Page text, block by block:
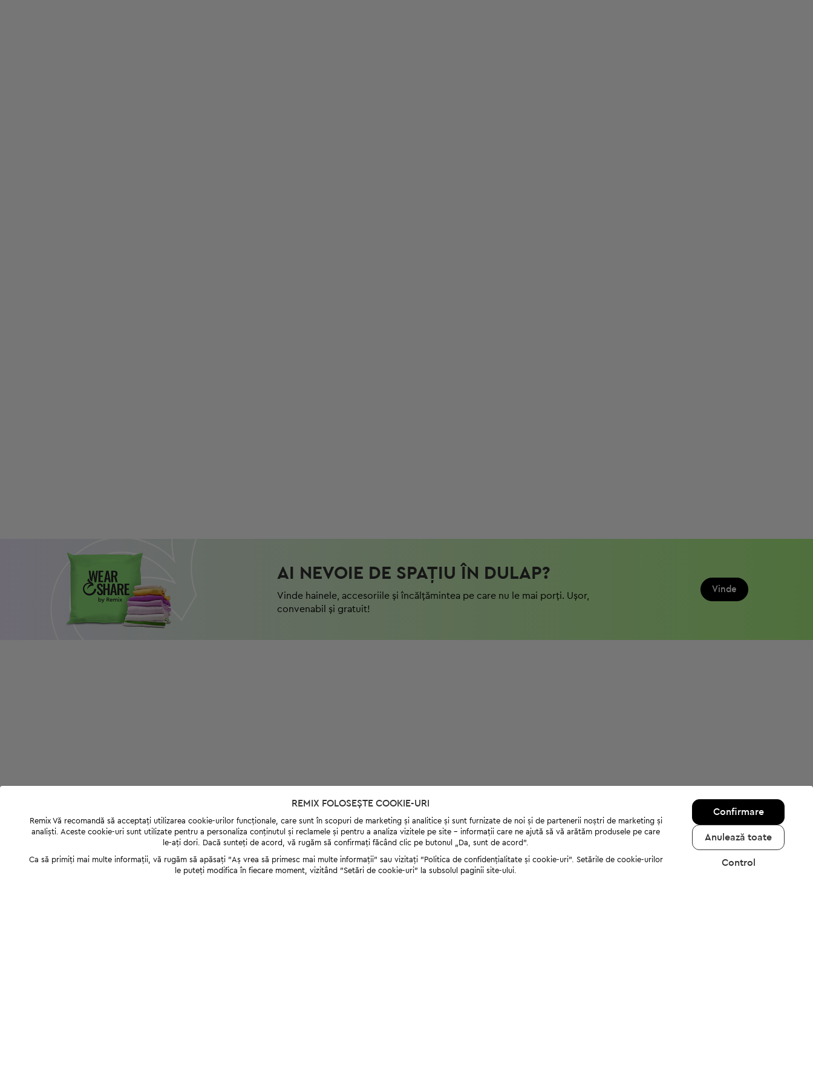
AI NEVOIE DE SPAȚIU ÎN DULAP?
Vinde hainele, accesoriile și încălțămintea pe care nu le mai porți. Ușor,
convenabil și gratuit!
Vinde
REMIX FOLOSEȘTE COOKIE-URI
Remix Vă recomandă să acceptați utilizarea cookie-urilor funcționale, care sunt în scopuri de marketing și analitice și sunt furnizate de noi și de partenerii noștri de marketing și
analiști. Aceste cookie-uri sunt utilizate pentru a personaliza conținutul și reclamele și pentru a analiza vizitele pe site - informații care ne ajută să vă arătăm produsele pe care
le-ați dori. Dacă sunteți de acord, vă rugăm să confirmați făcând clic pe butonul „Da, sunt de acord”.
Ca să primiți mai multe informații, vă rugăm să apăsați "Аș vrea să primesc mai multe informații" sau vizitați "Politica de confidențialitate și cookie-uri". Setările de cookie-urilor
le puteți modifica în fiecare moment, vizitând "Setări de cookie-uri" la subsolul paginii site-ului.
Confirmare
Anulează toate
Control